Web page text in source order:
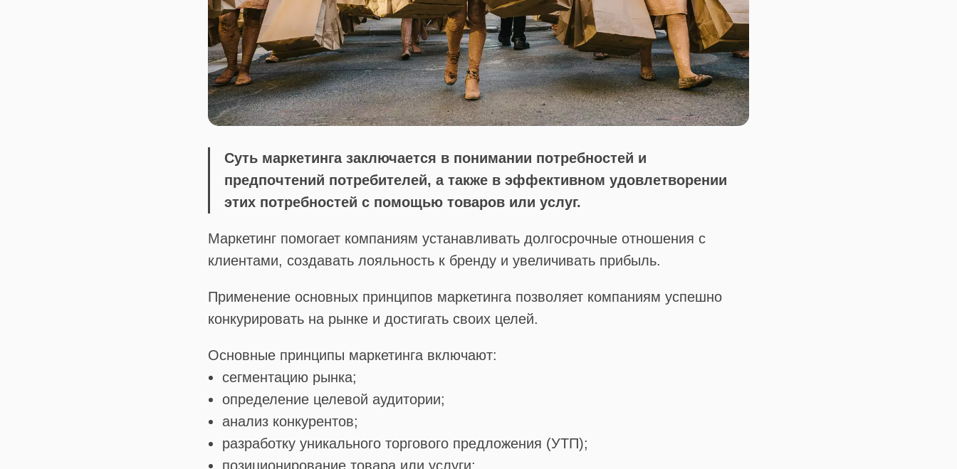
Суть маркетинга заключается в понимании потребностей и
предпочтений потребителей, а также в эффективном удовлетворении
этих потребностей с помощью товаров или услуг.
Маркетинг помогает компаниям устанавливать долгосрочные отношения с
клиентами, создавать лояльность к бренду и увеличивать прибыль.
Применение основных принципов маркетинга позволяет компаниям успешно
конкурировать на рынке и достигать своих целей.
Основные принципы маркетинга включают:
сегментацию рынка;
определение целевой аудитории;
анализ конкурентов;
разработку уникального торгового предложения (УТП);
позиционирование товара или услуги;